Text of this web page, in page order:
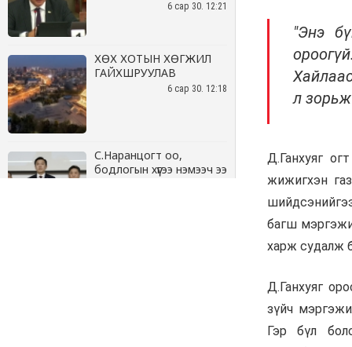
6 сар 30. 12:21
ХӨХ ХОТЫН ХӨГЖИЛ
ГАЙХШРУУЛАВ
6 сар 30. 12:18
С.Наранцогт оо,
бодлогын хүүгээ нэмээч ээ